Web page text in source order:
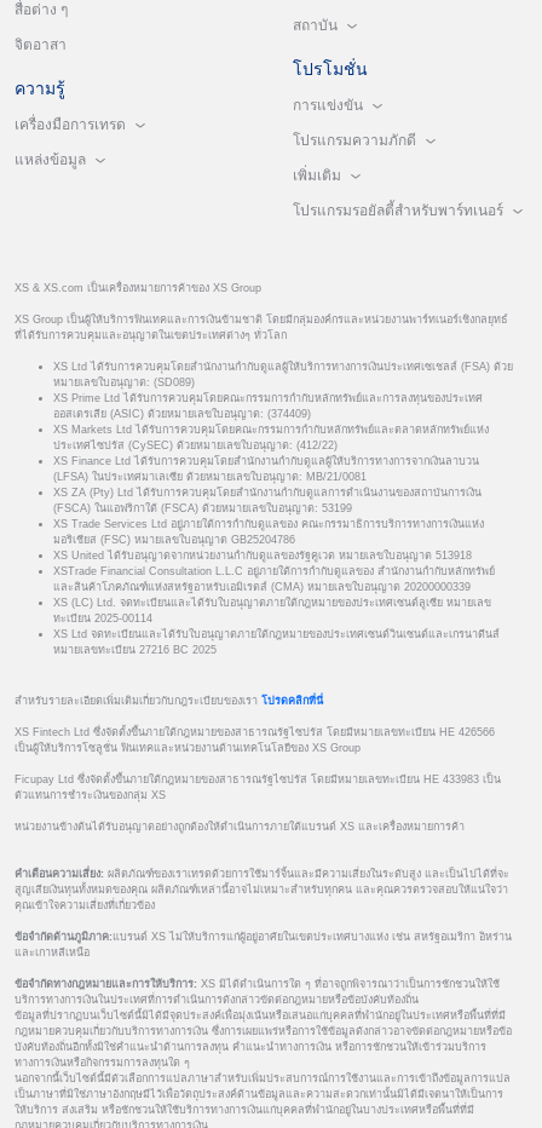
สื่อต่าง ๆ
จิตอาสา
ความรู้
เครื่องมือการเทรด
แหล่งข้อมูล
สถาบัน
โปรโมชั่น
การแข่งขัน
โปรแกรมความภักดี
เพิ่มเติม
โปรแกรมรอยัลตี้สำหรับพาร์ทเนอร์
XS & XS.com เป็นเครื่องหมายการค้าของ XS Group
XS Group เป็นผู้ให้บริการฟินเทคและการเงินข้ามชาติ โดยมีกลุ่มองค์กรและหน่วยงานพาร์ทเนอร์เชิงกลยุทธ์
ที่ได้รับการควบคุมและอนุญาตในเขตประเทศต่างๆ ทั่วโลก
XS Ltd ได้รับการควบคุมโดยสำนักงานกำกับดูแลผู้ให้บริการทางการเงินประเทศเซเชลส์ (FSA) ด้วย
หมายเลขใบอนุญาต: (SD089)
XS Prime Ltd ได้รับการควบคุมโดยคณะกรรมการกำกับหลักทรัพย์และการลงทุนของประเทศ
ออสเตรเลีย (ASIC) ด้วยหมายเลขใบอนุญาต: (374409)
XS Markets Ltd ได้รับการควบคุมโดยคณะกรรมการกำกับหลักทรัพย์และตลาดหลักทรัพย์แห่ง
ประเทศไซปรัส (CySEC) ด้วยหมายเลขใบอนุญาต: (412/22)
XS Finance Ltd ได้รับการควบคุมโดยสำนักงานกำกับดูแลผู้ให้บริการทางการจากเงินลาบวน
(LFSA) ในประเทศมาเลเซีย ด้วยหมายเลขใบอนุญาต: MB/21/0081
XS ZA (Pty) Ltd ได้รับการควบคุมโดยสำนักงานกำกับดูแลการดำเนินงานของสถาบันการเงิน
(FSCA) ในแอฟริกาใต้ (FSCA) ด้วยหมายเลขใบอนุญาต: 53199
XS Trade Services Ltd อยู่ภายใต้การกำกับดูแลของ คณะกรรมาธิการบริการทางการเงินแห่ง
มอริเชียส (FSC) หมายเลขใบอนุญาต GB25204786
XS United ได้รับอนุญาตจากหน่วยงานกำกับดูแลของรัฐคูเวต หมายเลขใบอนุญาต 513918
XSTrade Financial Consultation L.L.C อยู่ภายใต้การกำกับดูแลของ สำนักงานกำกับหลักทรัพย์
และสินค้าโภคภัณฑ์แห่งสหรัฐอาหรับเอมิเรตส์ (CMA) หมายเลขใบอนุญาต 20200000339
XS (LC) Ltd. จดทะเบียนและได้รับใบอนุญาตภายใต้กฎหมายของประเทศเซนต์ลูเซีย หมายเลข
ทะเบียน 2025-00114
XS Ltd จดทะเบียนและได้รับใบอนุญาตภายใต้กฎหมายของประเทศเซนต์วินเซนต์และเกรนาดีนส์
หมายเลขทะเบียน 27216 BC 2025
สำหรับรายละเอียดเพิ่มเติมเกี่ยวกับกฎระเบียบของเรา โปรดคลิกที่นี่
XS Fintech Ltd ซึ่งจัดตั้งขึ้นภายใต้กฎหมายของสาธารณรัฐไซปรัส โดยมีหมายเลขทะเบียน HE 426566
เป็นผู้ให้บริการโซลูชั่น ฟินเทคและหน่วยงานด้านเทคโนโลยีของ XS Group
Ficupay Ltd ซึ่งจัดตั้งขึ้นภายใต้กฎหมายของสาธารณรัฐไซปรัส โดยมีหมายเลขทะเบียน HE 433983 เป็น
ตัวแทนการชำระเงินของกลุ่ม XS
หน่วยงานข้างต้นได้รับอนุญาตอย่างถูกต้องให้ดำเนินการภายใต้แบรนด์ XS และเครื่องหมายการค้า
คำเตือนความเสี่ยง: ผลิตภัณฑ์ของเราเทรดด้วยการใช้มาร์จิ้นและมีความเสี่ยงในระดับสูง และเป็นไปได้ที่จะ
สูญเสียเงินทุนทั้งหมดของคุณ ผลิตภัณฑ์เหล่านี้อาจไม่เหมาะสำหรับทุกคน และคุณควรตรวจสอบให้แน่ใจว่า
คุณเข้าใจความเสี่ยงที่เกี่ยวข้อง
ข้อจำกัดด้านภูมิภาค: แบรนด์ XS ไม่ให้บริการแก่ผู้อยู่อาศัยในเขตประเทศบางแห่ง เช่น สหรัฐอเมริกา อิหร่าน
และเกาหลีเหนือ
ข้อจำกัดทางกฎหมายและการให้บริการ: XS มิได้ดำเนินการใด ๆ ที่อาจถูกพิจารณาว่าเป็นการชักชวนให้ใช้
บริการทางการเงินในประเทศที่การดำเนินการดังกล่าวขัดต่อกฎหมายหรือข้อบังคับท้องถิ่น
ข้อมูลที่ปรากฏบนเว็บไซต์นี้มิได้มีจุดประสงค์เพื่อมุ่งเน้นหรือเสนอแก่บุคคลที่พำนักอยู่ในประเทศหรือพื้นที่ที่มี
กฎหมายควบคุมเกี่ยวกับบริการทางการเงิน ซึ่งการเผยแพร่หรือการใช้ข้อมูลดังกล่าวอาจขัดต่อกฎหมายหรือข้อ
บังคับท้องถิ่นอีกทั้งมิใช่คำแนะนำด้านการลงทุน คำแนะนำทางการเงิน หรือการชักชวนให้เข้าร่วมบริการ
ทางการเงินหรือกิจกรรมการลงทุนใด ๆ
นอกจากนี้เว็บไซต์นี้มีตัวเลือกการแปลภาษาสำหรับเพิ่มประสบการณ์การใช้งานและการเข้าถึงข้อมูลการแปล
เป็นภาษาที่มิใช่ภาษาอังกฤษมีไว้เพื่อวัตถุประสงค์ด้านข้อมูลและความสะดวกเท่านั้นมิได้มีเจตนาให้เป็นการ
ให้บริการ ส่งเสริม หรือชักชวนให้ใช้บริการทางการเงินแก่บุคคลที่พำนักอยู่ในบางประเทศหรือพื้นที่ที่มี